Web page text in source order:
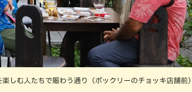
楽しむ人たちで賑わう通り（ボックリーのチョッキ店舗前）